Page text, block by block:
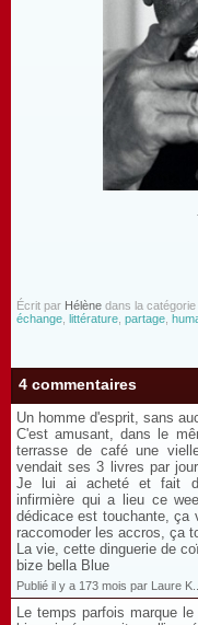
Écrit par Hélène dans la catégorie
échange littérature partage
4 commentaires
Un homme d'esprit, sans
C'est amusant, dans le
terrasse de café une
vendait ses 3 livres par
Je lui ai acheté et fait
infirmière qui a lieu ce
dédicace est touchante, ça
raccomoder les accros, ça
La vie, cette dinguerie de
bize bella Blue
Publié il y a 173 mois par Laure K..
Le temps parfois marque